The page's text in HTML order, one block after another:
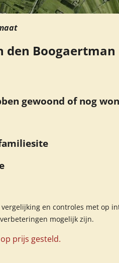
den Boogaertman
gewoond of nog
en controles met op
mogelijk zijn.
prijs gesteld.